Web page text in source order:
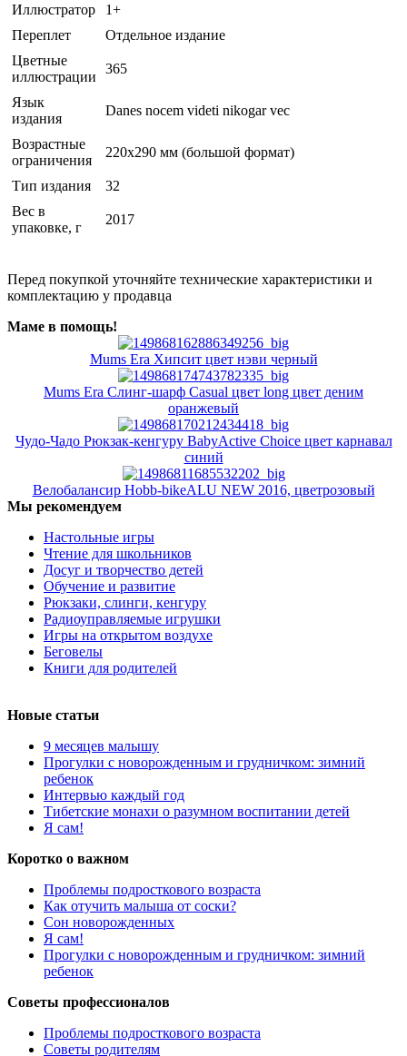
Иллюстратор
1+
Переплет
Отдельное издание
Цветные
иллюстрации
365
Язык
издания
Danes noсem videti nikogar vec
Возрастные
ограничения
220х290 мм (большой формат)
Тип издания
32
Вес в
упаковке, г
2017
Перед покупкой уточняйте технические характеристики и
комплектацию у продавца
Маме в помощь!
Mums Era Хипсит цвет нэви черный
Mums Era Слинг-шарф Casual цвет long цвет деним
оранжевый
Чудо-Чадо Рюкзак-кенгуру BabyActive Choice цвет карнавал
синий
Велобалансир Hobb-bikeALU NEW 2016, цветрозовый
Мы рекомендуем
Настольные игры
Чтение для школьников
Досуг и творчество детей
Обучение и развитие
Рюкзаки, слинги, кенгуру
Радиоуправляемые игрушки
Игры на открытом воздухе
Беговелы
Книги для родителей
Новые статьи
9 месяцев малышу
Прогулки с новорожденным и грудничком: зимний
ребенок
Интервью каждый год
Тибетские монахи о разумном воспитании детей
Я сам!
Коротко о важном
Проблемы подросткового возраста
Как отучить малыша от соски?
Сон новорожденных
Я сам!
Прогулки с новорожденным и грудничком: зимний
ребенок
Советы профессионалов
Проблемы подросткового возраста
Советы родителям